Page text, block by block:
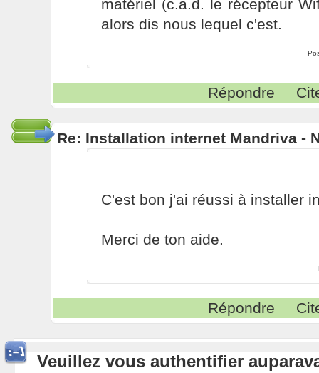
matériel (c.a.d. le récepteur
alors dis nous lequel c'est.
Répondre
Re: Installation internet Mandriva -
C'est bon j'ai réussi à installer
Merci de ton aide.
Répondre
Veuillez vous authentifier